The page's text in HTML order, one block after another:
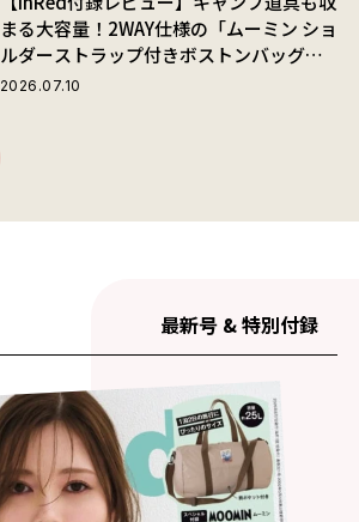
まる大容量！2WAY仕様の「ムーミン ショ
ルダーストラップ付きボストンバッグ」
が夏旅におすすめな理由
2026.07.10
最新号 & 特別付録